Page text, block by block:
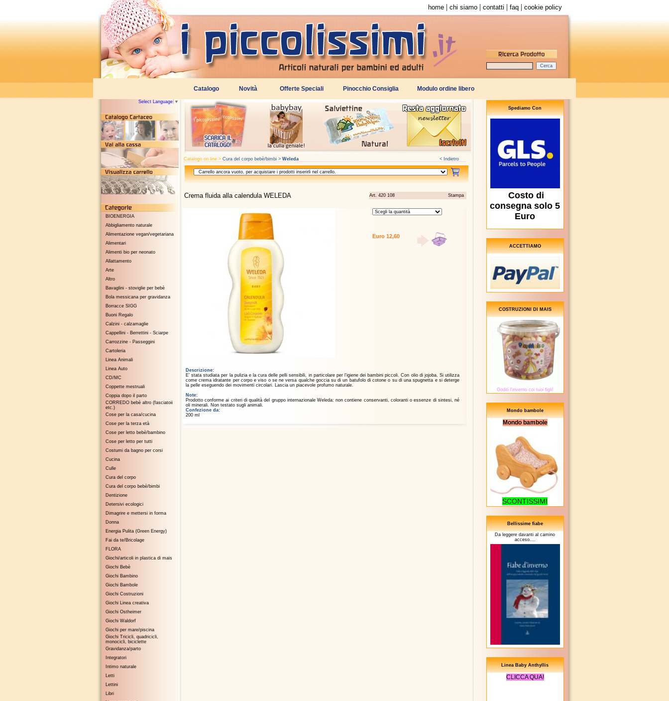
home | chi siamo | contatti | faq | cookie policy
Select Language ▼
BIOENERGIA
Abbigliamento naturale
Alimentazione vegan/vegetariana
Alimentari
Alimenti bio per neonato
Allattamento
Arte
Altro
Bavaglini - stoviglie per bebè
Bola messicana per gravidanza
Borracce SIGG
Buoni Regalo
Calzini - calzamaglie
Cappellini - Berrettini - Sciarpe
Carrozzine - Passeggini
Cartoleria
Linea Animali
Linea Auto
CD/MC
Coppette mestruali
Coppia dopo il parto
CORREDO bebè altro (fasciatoii
etc.)
Cose per la casa/cucina
Cose per la terza età
Cose per letto bebè/bambino
Cose per letto per tutti
Costumi da bagno per corsi
Cucina
Culle
Cura del corpo
Cura del corpo bebè/bimbi
Dentizione
Detersivi ecologici
Dimagrire e mettersi in forma
Donna
Energia Pulita (Green Energy)
Fai da te/Bricolage
FLORA
Giochi/articoli in plastica di mais
Giochi Bebè
Giochi Bambino
Giochi Bambole
Giochi Costruzioni
Giochi Linea creativa
Giochi Ostheimer
Giochi Waldorf
Giochi per mare/piscina
Giochi Tricicli, quadricicli,
monocicli, biciclette
Gravidanza/parto
Integratori
Intimo naturale
Letti
Lettini
Libri
Catalogo on line > Cura del corpo bebè/bimbi > Weleda < Indietro
Crema fluida alla calendula WELEDA Art. 420 108 Stampa
Descrizione:
E’ stata studiata per la pulizia e la cura delle pelli sensibili, in particolare per l’igiene dei bambini piccoli. Con olio di jojoba. Si utilizza
come crema idratante per corpo e viso o se ne versa qualche goccia su di un batufolo di cotone o su di una spugnetta e si deterge
la pelle eseguendo dei movimenti circolari. Lascia un piacevole profumo naturale.
Note:
Prodotto conforme ai criteri di qualità del gruppo internazionale Weleda: non contiene conservanti, coloranti o essenze di sintesi, né
oli minerali. Non testato sugli animali.
Confezione da:
200 ml
Spediamo Con
Costo di
consegna solo 5
Euro
ACCETTIAMO
COSTRUZIONI DI MAIS
Goditi l'inverno coi tuoi figli!
Mondo bambole
Mondo bambole
SCONTISSIMI
Bellissime fiabe
Da leggere davanti al camino
acceso....
Linea Baby Anthyllis
CLICCA QUA!